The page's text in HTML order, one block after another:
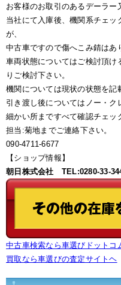
お客様のお取引のあるデーラ
当社にて入庫後、機関系チェ
が、
中古車ですので傷へこみ錆はあ
車両状態についてはご検討頂け
りご検討下さい。
機関については現状の状態を記
引き渡し後についてはノー・ク
細かい所まですべて確認チェ
担当:菊地までご連絡下さい。
090-4711-6677
【ショップ情報】
朝日株式会社 TEL:0280-33-
中古車検索なら車選びドットコ
買取なら車選びの査定サイトヘ